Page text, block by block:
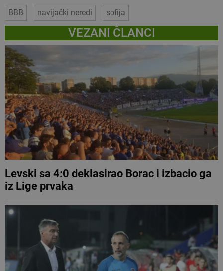
BBB navijački neredi sofija
VEZANI ČLANCI
Levski sa 4:0 deklasirao Borac i izbacio ga
iz Lige prvaka